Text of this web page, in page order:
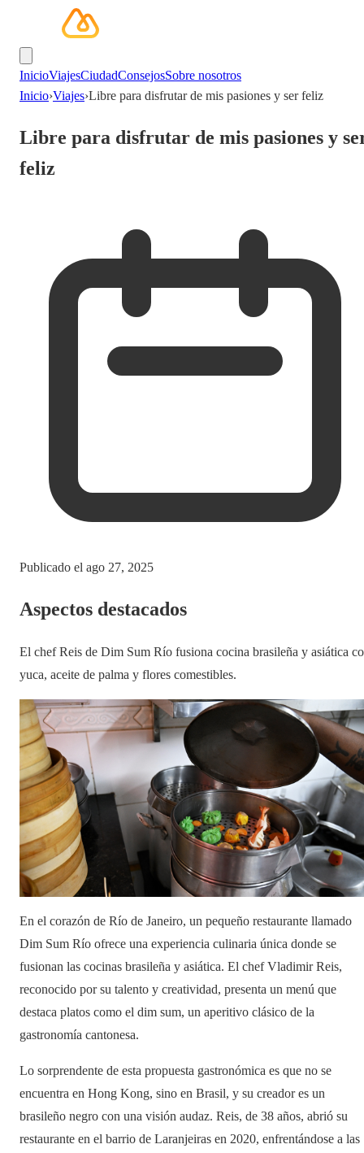
InicioViajesCiudadConsejosSobre nosotros
Inicio›Viajes›Libre para disfrutar de mis pasiones y ser feliz
Libre para disfrutar de mis pasiones y
feliz
Publicado el ago 27, 2025
Aspectos destacados
El chef Reis de Dim Sum Río fusiona cocina brasileña y asiática
yuca, aceite de palma y flores comestibles.
En el corazón de Río de Janeiro, un pequeño restaurante llamado
Dim Sum Río ofrece una experiencia culinaria única donde se
fusionan las cocinas brasileña y asiática. El chef Vladimir Reis,
reconocido por su talento y creatividad, presenta un menú que
destaca platos como el dim sum, un aperitivo clásico de la
gastronomía cantonesa.
Lo sorprendente de esta propuesta gastronómica es que no se
encuentra en Hong Kong, sino en Brasil, y su creador es un
brasileño negro con una visión audaz. Reis, de 38 años, abrió su
restaurante en el barrio de Laranjeiras en 2020, enfrentándose a las